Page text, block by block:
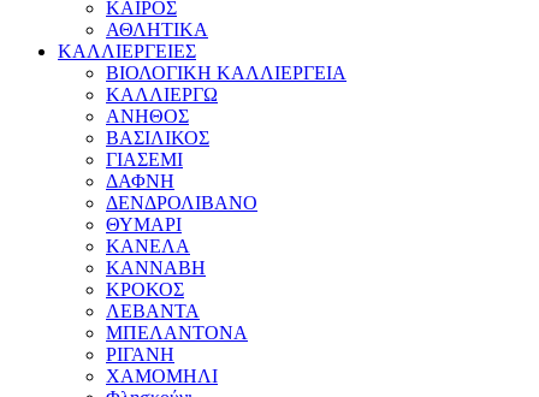
ΚΑΙΡΟΣ
ΑΘΛΗΤΙΚΑ
ΚΑΛΛΙΕΡΓΕΙΕΣ
ΒΙΟΛΟΓΙΚΗ ΚΑΛΛΙΕΡΓΕΙΑ
ΚΑΛΛΙΕΡΓΩ
ΑΝΗΘΟΣ
ΒΑΣΙΛΙΚΟΣ
ΓΙΑΣΕΜΙ
ΔΑΦΝΗ
ΔΕΝΔΡΟΛΙΒΑΝΟ
ΘΥΜΑΡΙ
ΚΑΝΕΛΑ
ΚΑΝΝΑΒΗ
ΚΡΟΚΟΣ
ΛΕΒΑΝΤΑ
ΜΠΕΛΑΝΤΟΝΑ
ΡΙΓΑΝΗ
ΧΑΜΟΜΗΛΙ